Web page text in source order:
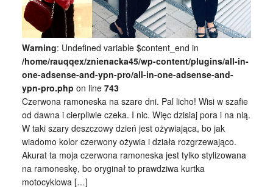
Warning: Undefined variable $content_end in
/home/rauqqex/znienacka45/wp-content/plugins/all-in-
one-adsense-and-ypn-pro/all-in-one-adsense-and-
ypn-pro.php on line 743
Czerwona ramoneska na szare dni. Pal licho! Wisi w szafie
od dawna i cierpliwie czeka. I nic. Więc dzisiaj pora i na nią.
W taki szary deszczowy dzień jest ożywiająca, bo jak
wiadomo kolor czerwony ożywia i działa rozgrzewająco.
Akurat ta moja czerwona ramoneska jest tylko stylizowana
na ramoneskę, bo oryginał to prawdziwa kurtka
motocyklowa […]